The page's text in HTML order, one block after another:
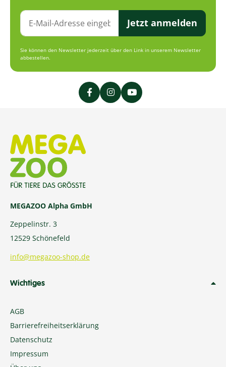
Jetzt anmelden
Sie können den Newsletter jederzeit über den Link in unserem Newsletter
abbestellen.
MEGAZOO Alpha GmbH
Zeppelinstr. 3
12529 Schönefeld
info@megazoo-shop.de
Wichtiges
AGB
Barrierefreiheitserklärung
Datenschutz
Impressum